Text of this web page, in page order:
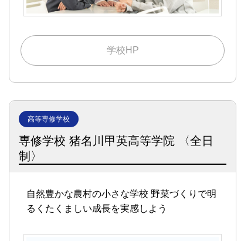
学校HP
高等専修学校
専修学校 猪名川甲英高等学院 〈全日
制〉
自然豊かな農村の小さな学校 野菜づくりで明
るくたくましい成長を実感しよう